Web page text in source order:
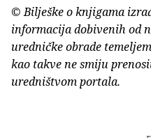
© Bilješke o knjigama
informacija dobivenih od
uredničke obrade
kao takve ne smiju
uredništvom portala.